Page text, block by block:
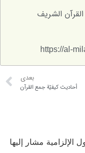
جمع القرآن
مشار إليها